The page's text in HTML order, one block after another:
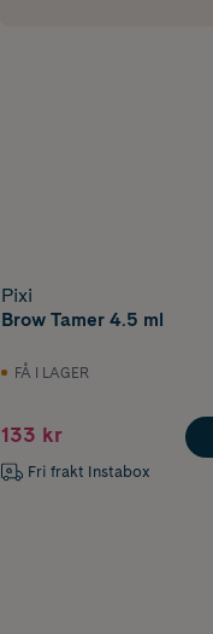
Pixi
Brow Tamer 4.5 ml
FÅ I LAGER
133 kr
Fri frakt Instabox